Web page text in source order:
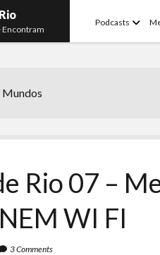
Encontram
Podcasts open
Mundos
Rio 07 –
WI FI
3 Comments